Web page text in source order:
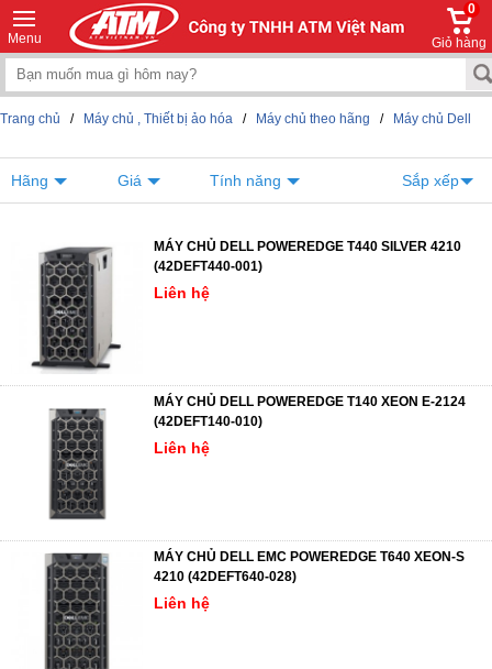
Menu
0
Giỏ hàng
Trang chủ / Máy chủ , Thiết bị ảo hóa / Máy chủ theo hãng / Máy chủ Dell
Hãng Giá Tính năng Sắp xếp
MÁY CHỦ DELL POWEREDGE T440 SILVER 4210
(42DEFT440-001)
Liên hệ
MÁY CHỦ DELL POWEREDGE T140 XEON E-2124
(42DEFT140-010)
Liên hệ
MÁY CHỦ DELL EMC POWEREDGE T640 XEON-S
4210 (42DEFT640-028)
Liên hệ